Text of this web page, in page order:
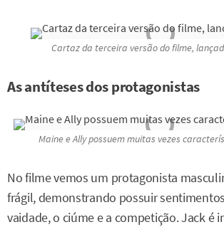
Cartaz da terceira versão do filme,
As antíteses dos protagonistas
Maine e Ally possuem muitas vezes
No filme vemos um protagonista
frágil, demonstrando possuir
vaidade, o ciúme e a competição. Jack é